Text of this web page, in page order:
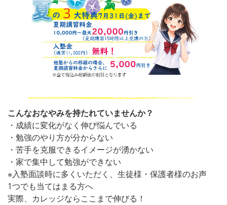
こんなおなやみを持たれていませんか？
・成績に変化がなく伸び悩んでいる
・勉強のやり方が分からない
・苦手を克服できるイメージが湧かない
・家で集中して勉強ができない
※入塾面談時に多くいただく、生徒様・保護者様のお声
1つでも当てはまる方へ
実際、カレッジならここまで伸びる！